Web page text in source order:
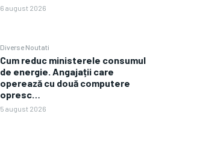
6 august 2026
Diverse Noutati
Cum reduc ministerele consumul
de energie. Angajații care
operează cu două computere
opresc…
5 august 2026